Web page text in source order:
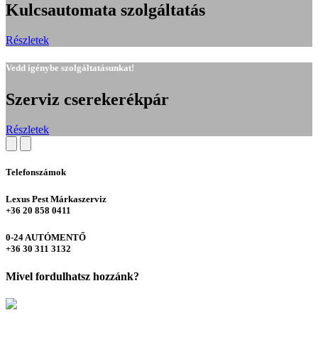
Kulcsautomata szolgáltatás
Részletek
Vedd igénybe szolgáltatásunkat!
Szerviz cserekerékpár
Részletek
Telefonszámok
Lexus Pest Márkaszerviz
+36 20 858 0411
0-24 AUTÓMENTŐ
+36 30 311 3132
Mivel fordulhatsz hozzánk?